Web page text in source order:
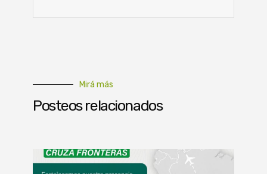
Mirá más
Posteos relacionados